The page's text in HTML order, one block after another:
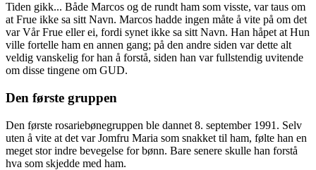
Tiden gikk... Både Marcos og de rundt ham som visste, var taus om
at Frue ikke sa sitt Navn. Marcos hadde ingen måte å vite på om det
var Vår Frue eller ei, fordi synet ikke sa sitt Navn. Han håpet at Hun
ville fortelle ham en annen gang; på den andre siden var dette alt
veldig vanskelig for han å forstå, siden han var fullstendig uvitende
om disse tingene om GUD.
Den første gruppen
Den første rosariebønegruppen ble dannet 8. september 1991. Selv
uten å vite at det var Jomfru Maria som snakket til ham, følte han en
meget stor indre bevegelse for bønn. Bare senere skulle han forstå
hva som skjedde med ham.